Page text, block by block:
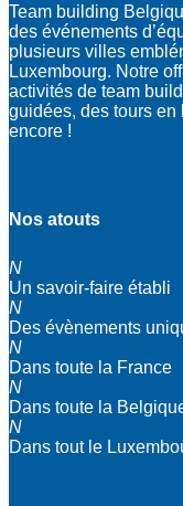
Team building
des événements
plusieurs villes
Luxembourg. Notre
activités de team
guidées, des tours en
encore !
Nos atouts
N
Un savoir-faire établi
N
Des évènements
N
Dans toute la France
N
Dans toute la
N
Dans tout le